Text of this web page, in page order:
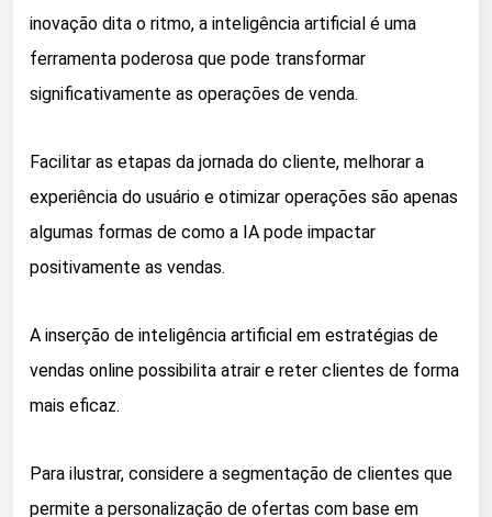
inovação dita o ritmo, a inteligência artificial é uma
ferramenta poderosa que pode transformar
significativamente as operações de venda.
Facilitar as etapas da jornada do cliente, melhorar a
experiência do usuário e otimizar operações são apenas
algumas formas de como a IA pode impactar
positivamente as vendas.
A inserção de inteligência artificial em estratégias de
vendas online possibilita atrair e reter clientes de forma
mais eficaz.
Para ilustrar, considere a segmentação de clientes que
permite a personalização de ofertas com base em